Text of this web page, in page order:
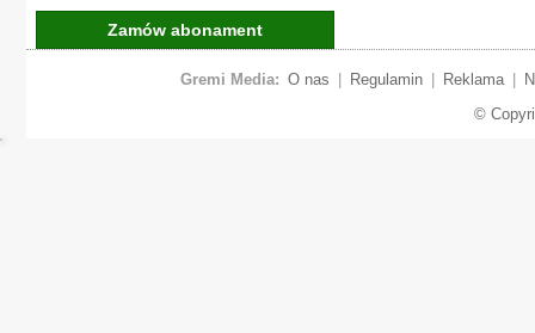
Zamów abonament
Gremi Media: O nas Regulamin Reklama
©